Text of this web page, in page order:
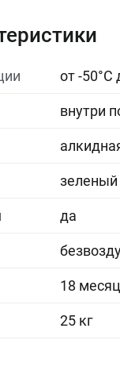
от -50°C
внутри
зеленый
да
18
25 кг